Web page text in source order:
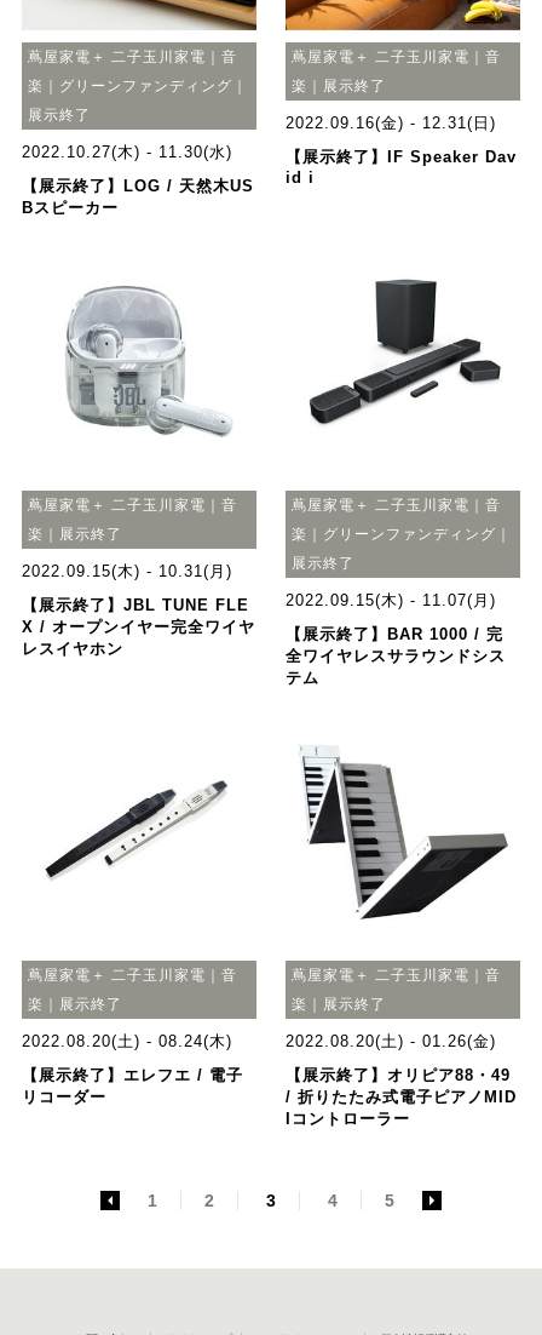
蔦屋家電＋ 二子玉川家電｜音
楽｜グリーンファンディング｜
展示終了
2022.10.27(木) - 11.30(水)
【展示終了】LOG / 天然木US
Bスピーカー
蔦屋家電＋ 二子玉川家電｜音
楽｜展示終了
2022.09.16(金) - 12.31(日)
【展示終了】IF Speaker Dav
id i
蔦屋家電＋ 二子玉川家電｜音
楽｜展示終了
2022.09.15(木) - 10.31(月)
【展示終了】JBL TUNE FLE
X / オープンイヤー完全ワイヤ
レスイヤホン
蔦屋家電＋ 二子玉川家電｜音
楽｜グリーンファンディング｜
展示終了
2022.09.15(木) - 11.07(月)
【展示終了】BAR 1000 / 完
全ワイヤレスサラウンドシス
テム
蔦屋家電＋ 二子玉川家電｜音
楽｜展示終了
2022.08.20(土) - 08.24(木)
【展示終了】エレフエ / 電子
リコーダー
蔦屋家電＋ 二子玉川家電｜音
楽｜展示終了
2022.08.20(土) - 01.26(金)
【展示終了】オリピア88・49
/ 折りたたみ式電子ピアノMID
Iコントローラー
1 2 3 4 5